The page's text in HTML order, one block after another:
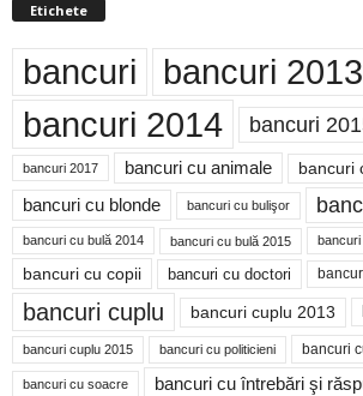
Etichete
bancuri bancuri 2013
bancuri 2014 bancuri
bancuri 2017 bancuri cu animale bancuri
bancuri cu blonde bancuri cu bulişor
bancuri cu bulă 2014 bancuri cu bulă 2015
bancuri cu copii bancuri cu doctori
bancuri cuplu bancuri cuplu 2013
bancuri cuplu 2015 bancuri cu politicieni bancuri
bancuri cu soacre bancuri cu întrebări şi